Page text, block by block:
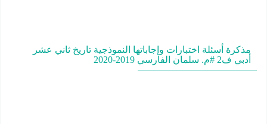
مذكرة أسئلة اختبارات وإجاباتها النموذجية تاريخ ثاني عشر
أدبي ف2 #م. سلمان الفارسي 2019-2020